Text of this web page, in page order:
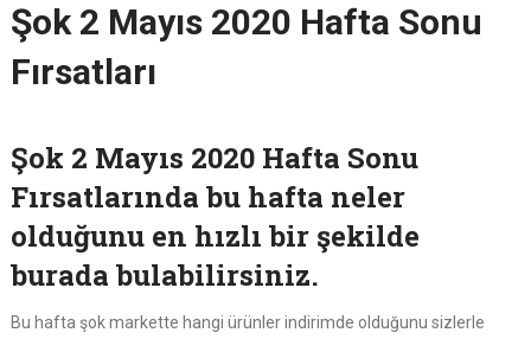
Şok 2 Mayıs 2020 Hafta Sonu
Fırsatları
Şok 2 Mayıs 2020 Hafta Sonu
Fırsatlarında bu hafta neler
olduğunu en hızlı bir şekilde
burada bulabilirsiniz.
Bu hafta şok markette hangi ürünler indirimde olduğunu sizlerle